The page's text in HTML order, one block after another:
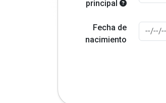
principal
Fecha de
nacimiento